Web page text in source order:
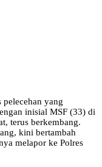
pelecehan yang
inisial MSF (33) di
terus berkembang.
kini bertambah
melapor ke Polres